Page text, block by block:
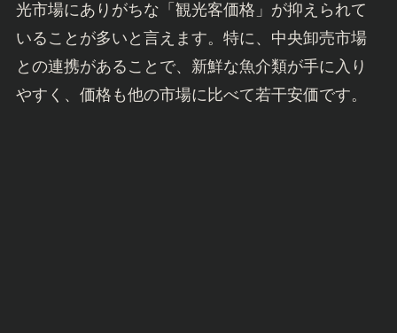
光市場にありがちな「観光客価格」が抑えられて
いることが多いと言えます。特に、中央卸売市場
との連携があることで、新鮮な魚介類が手に入り
やすく、価格も他の市場に比べて若干安価です。